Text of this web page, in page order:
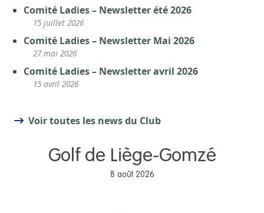
Comité Ladies – Newsletter été 2026
15 juillet 2026
Comité Ladies – Newsletter Mai 2026
27 mai 2026
Comité Ladies – Newsletter avril 2026
15 avril 2026
Voir toutes les news du Club
Golf de Liège-Gomzé
8 août 2026